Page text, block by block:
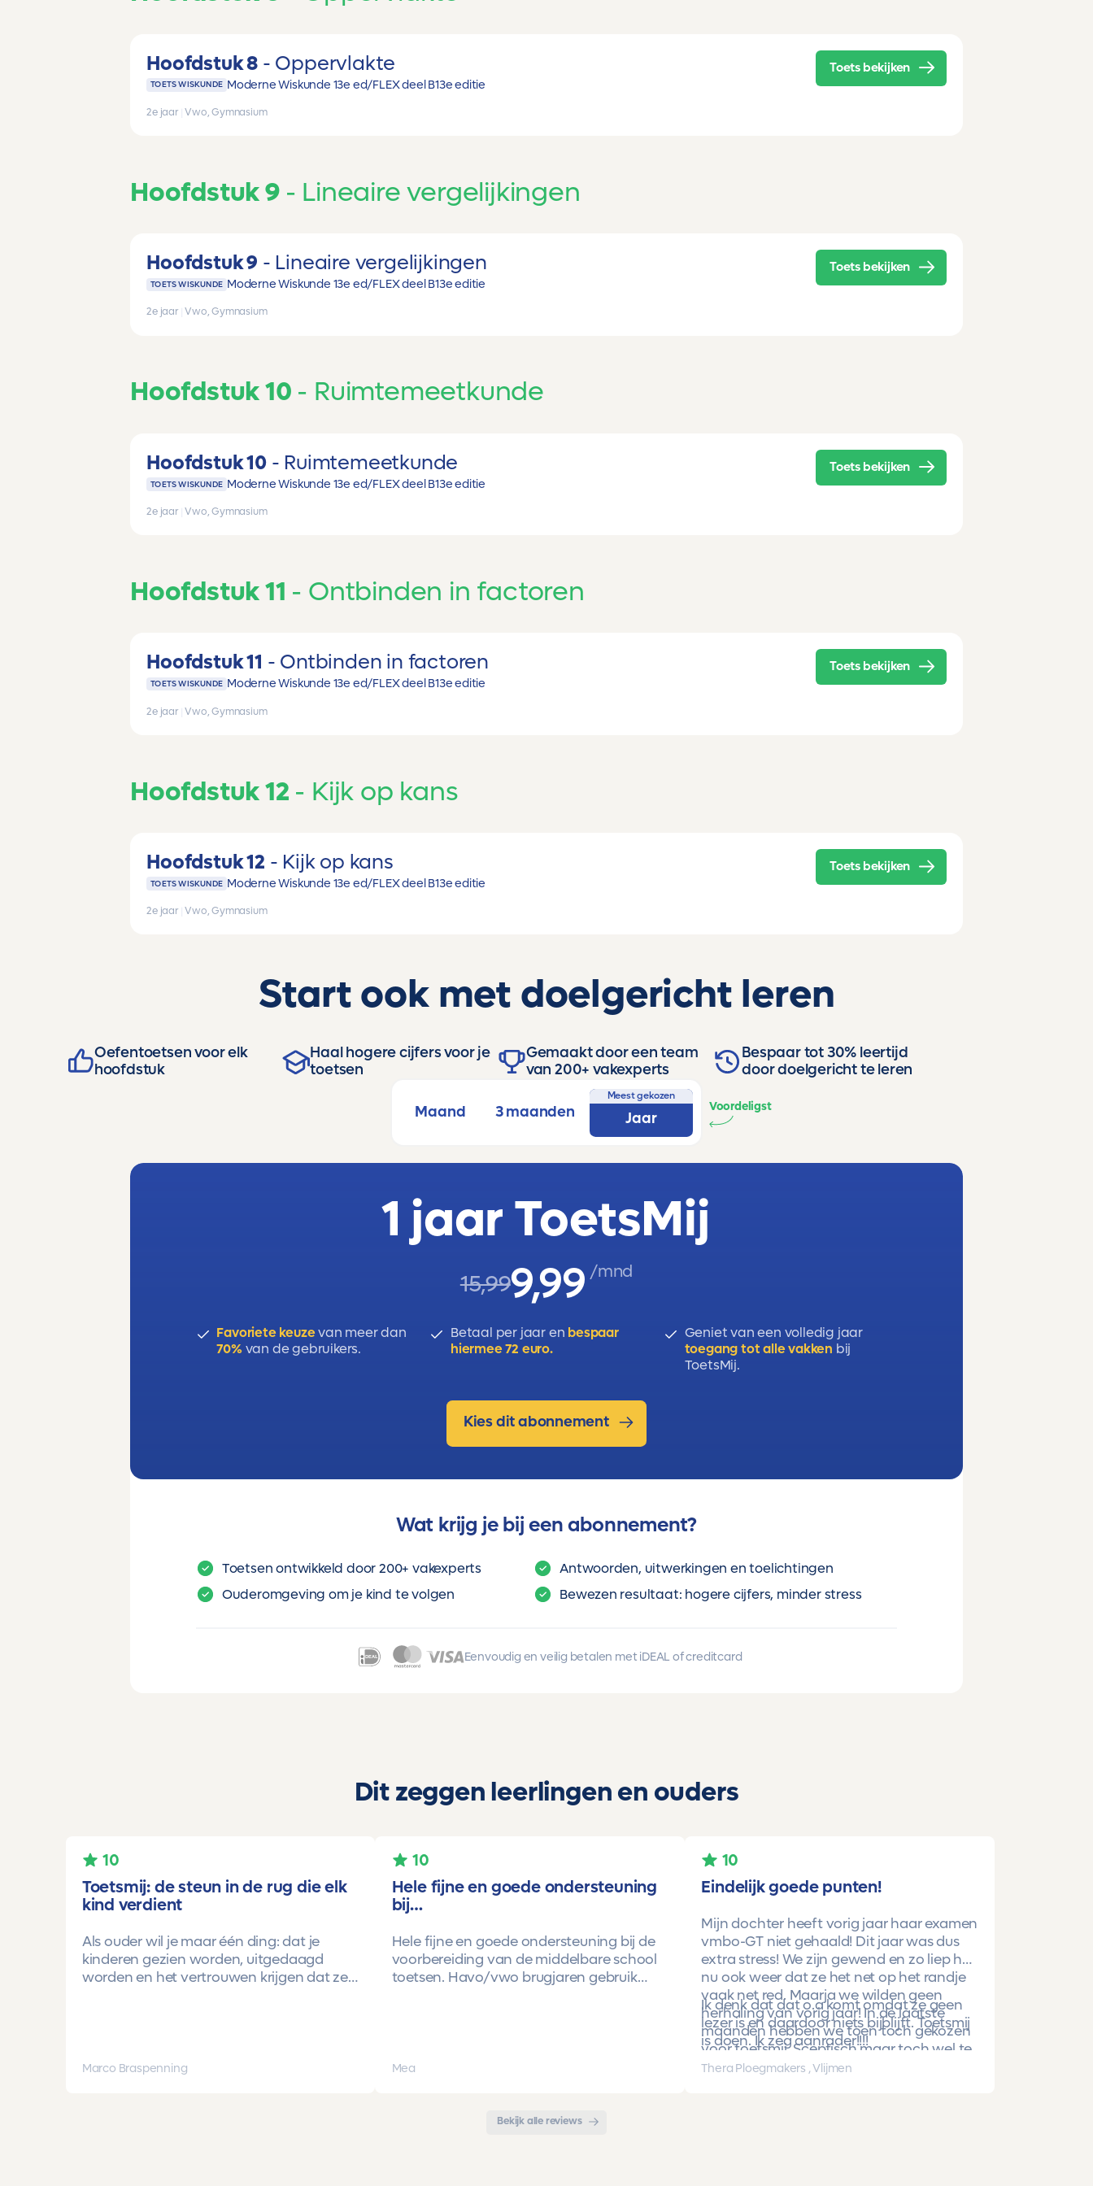
Hoofdstuk 8 Oppervlakte
TOETS WISKUNDE Moderne Wiskunde 13e ed/FLEX deel B13e editie
2e jaar Vwo, Gymnasium
Toets bekijken
Hoofdstuk 9 Lineaire vergelijkingen
Hoofdstuk 9 Lineaire vergelijkingen
TOETS WISKUNDE Moderne Wiskunde 13e ed/FLEX deel B13e editie
2e jaar Vwo, Gymnasium
Toets bekijken
Hoofdstuk 10 Ruimtemeetkunde
Hoofdstuk 10 Ruimtemeetkunde
TOETS WISKUNDE Moderne Wiskunde 13e ed/FLEX deel B13e editie
2e jaar Vwo, Gymnasium
Toets bekijken
Hoofdstuk 11 Ontbinden in factoren
Hoofdstuk 11 Ontbinden in factoren
TOETS WISKUNDE Moderne Wiskunde 13e ed/FLEX deel B13e editie
2e jaar Vwo, Gymnasium
Toets bekijken
Hoofdstuk 12 Kijk op kans
Hoofdstuk 12 Kijk op kans
TOETS WISKUNDE Moderne Wiskunde 13e ed/FLEX deel B13e editie
2e jaar Vwo, Gymnasium
Toets bekijken
Start ook met doelgericht leren
Oefentoetsen voor elk
hoofdstuk
Haal hogere cijfers voor je
toetsen
Gemaakt door een team
van 200+ vakexperts
Bespaar tot 30% leertijd
door doelgericht te leren
Maand 3 maanden
Meest gekozen
Jaar
Voordeligst
1 jaar ToetsMij
15,999,99 /mnd
Favoriete keuzevan meer dan
70%van de gebruikers.
Betaal per jaar en bespaar
hiermee 72 euro.
Geniet van een volledig jaar
toegang tot alle vakken bij
ToetsMij.
Kies dit abonnement
Wat krijg je bij een abonnement?
Toetsen ontwikkeld door 200+ vakexperts
Antwoorden, uitwerkingen en toelichtingen
Ouderomgeving om je kind te volgen
Bewezen resultaat: hogere cijfers, minder stress
Eenvoudig en veilig betalen met iDEAL of creditcard
Dit zeggen leerlingen en ouders
10
Toetsmij: de steun in de rug die elk
kind verdient
Als ouder wil je maar één ding: dat je
kinderen gezien worden, uitgedaagd
worden en het vertrouwen krijgen dat ze
Onze oudste dochter begon ooit op
Marco Braspenning
10
Hele fijne en goede ondersteuning
bij…
Hele fijne en goede ondersteuning bij de
voorbereiding van de middelbare school
toetsen. Havo/vwo brugjaren gebruik
opgebouwd. Goede snelle communicatie
Mea
10
Eindelijk goede punten!
Mijn dochter heeft vorig jaar haar examen
vmbo-GT niet gehaald! Dit jaar was dus
extra stress! We zijn gewend en zo liep het
nu ook weer dat ze het net op het randje
vaak net red. Maarja we wilden geen
herhaling van vorig jaar! In de laatste
maanden hebben we toen toch gekozen
voor toetsmij. Sceptisch maar toch wel te
proberen. En nu is ze gewoon geslaagd
Ik denk dat dat o.a komt omdat ze geen
lezer is en daardoor niets bijblijft. Toetsmij
is doen. Ik zeg aanrader!!!!
Thera Ploegmakers , Vlijmen
Bekijk alle reviews